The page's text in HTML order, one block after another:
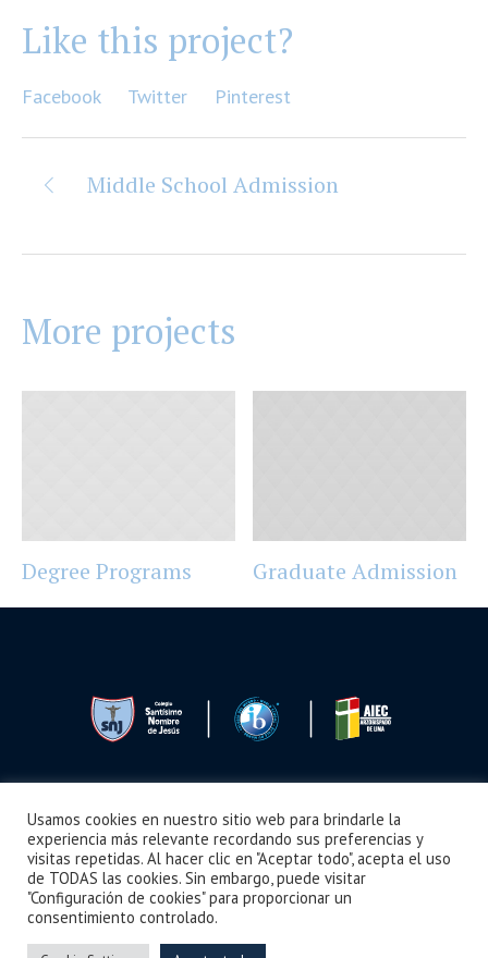
Like this project?
Facebook Twitter Pinterest
Middle School Admission
More projects
Degree Programs Graduate Admission
Seguimos Aprendiendo Boletín Noticias Videos ¿Cómo llegar?
Usamos cookies en nuestro sitio web para brindarle la
experiencia más relevante recordando sus preferencias y
visitas repetidas. Al hacer clic en "Aceptar todo", acepta el uso
de TODAS las cookies. Sin embargo, puede visitar
"Configuración de cookies" para proporcionar un
consentimiento controlado.